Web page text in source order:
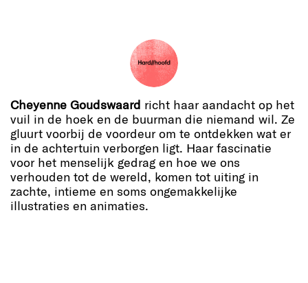
Cheyenne Goudswaard richt haar aandacht op het
vuil in de hoek en de buurman die niemand wil. Ze
gluurt voorbij de voordeur om te ontdekken wat er
in de achtertuin verborgen ligt. Haar fascinatie
voor het menselijk gedrag en hoe we ons
verhouden tot de wereld, komen tot uiting in
zachte, intieme en soms ongemakkelijke
illustraties en animaties.